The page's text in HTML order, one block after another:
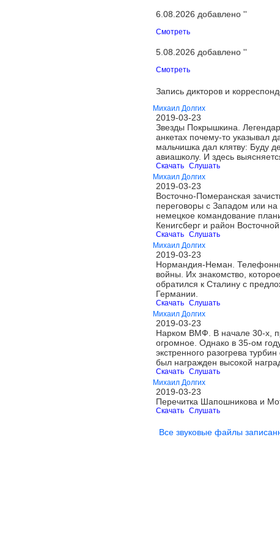
6.08.2026 добавлено ''
Смотреть
5.08.2026 добавлено ''
Смотреть
Запись дикторов и
Михаил Долгих
2019-03-23
Звезды Покрышкина.
анкетах почему-то указывал
мальчишка дал клятву: Буду
авиашколу. И здесь
Скачать Слушать
Михаил Долгих
2019-03-23
Восточно-Померанская
переговоры с Западом или
немецкое командование
Кенигсберг и район
Скачать Слушать
Михаил Долгих
2019-03-23
Нормандия-Неман.
войны. Их знакомство,
обратился к Сталину с
Германии.
Скачать Слушать
Михаил Долгих
2019-03-23
Нарком ВМФ. В начале 30-х,
огромное. Однако в 35-ом
экстренного разогрева
был награжден высокой
Скачать Слушать
Михаил Долгих
2019-03-23
Перечитка Шапошникова и
Скачать Слушать
Все звуковые файлы